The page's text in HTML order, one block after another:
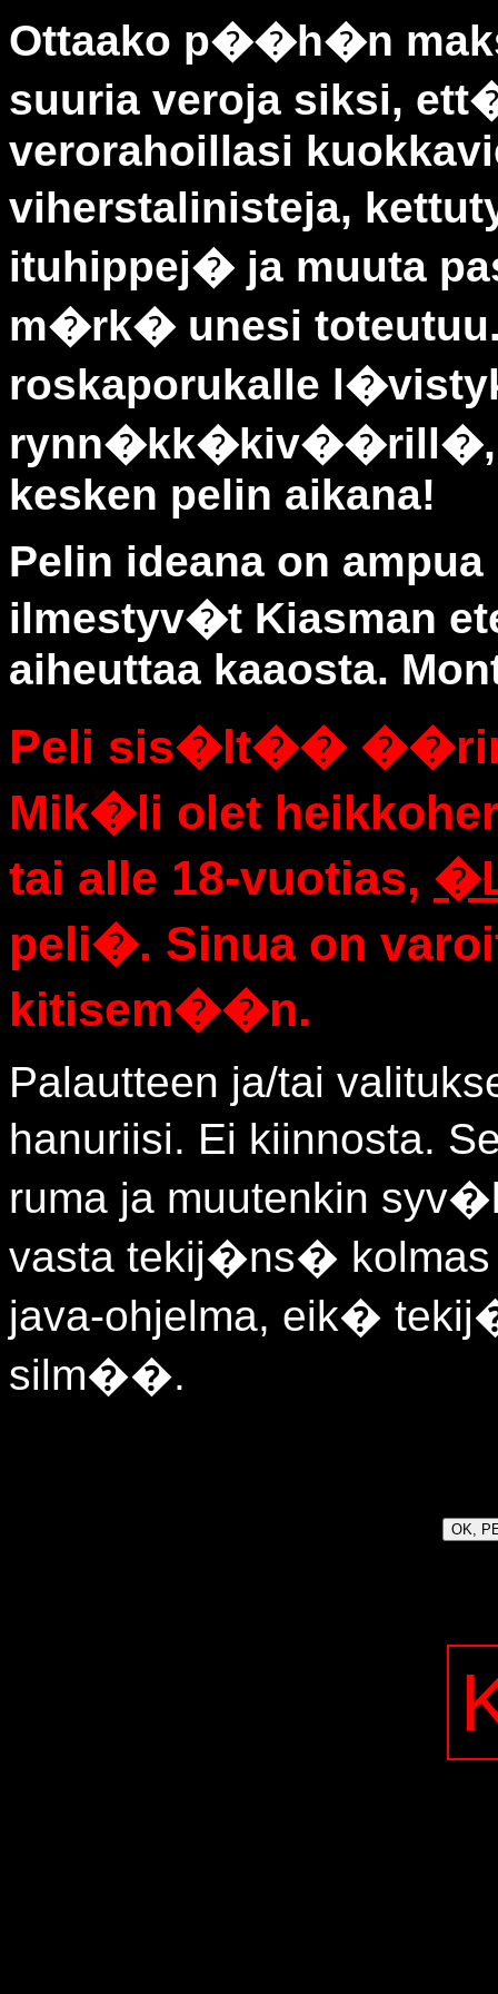
Ottaako p��h�n
suuria veroja siksi,
verorahoillasi
viherstalinisteja,
ituhippej� ja muuta
m�rk� unesi
roskaporukalle
rynn�kk�kiv��rill�,
kesken pelin aikana!
Pelin ideana on
ilmestyv�t Kiasman
aiheuttaa kaaosta.
Peli sis�lt��
Mik�li olet
tai alle 18-vuotias,
peli�. Sinua on
kitisem��n.
Palautteen ja/tai
hanuriisi. Ei kiinnosta.
ruma ja muutenkin
vasta tekij�ns� kolmas
java-ohjelma, eik�
silm��.